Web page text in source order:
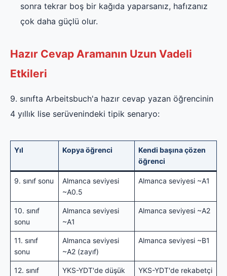
sonra tekrar boş bir kağıda yaparsanız, hafızanız
çok daha güçlü olur.
Hazır Cevap Aramanın Uzun Vadeli
Etkileri
9. sınıfta Arbeitsbuch'a hazır cevap yazan öğrencinin
4 yıllık lise serüvenindeki tipik senaryo:
Yıl Kopya öğrenci
Kendi başına çözen
öğrenci
9. sınıf sonu
Almanca seviyesi
~A0.5
Almanca seviyesi ~A1
10. sınıf
sonu
Almanca seviyesi
~A1
Almanca seviyesi ~A2
11. sınıf
sonu
Almanca seviyesi
~A2 (zayıf)
Almanca seviyesi ~B1
12. sınıf
YKS-YDT'de düşük
YKS-YDT'de rekabetçi